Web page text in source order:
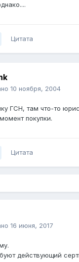
Цитата
10 ноября, 2004
ГСН, там что-то
покупки.
Цитата
16 июня, 2017
действующий